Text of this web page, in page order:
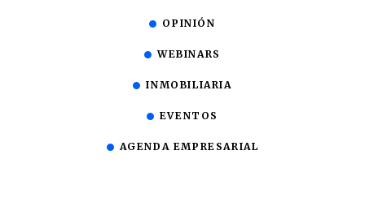
OPINIÓN
WEBINARS
INMOBILIARIA
EVENTOS
AGENDA EMPRESARIAL